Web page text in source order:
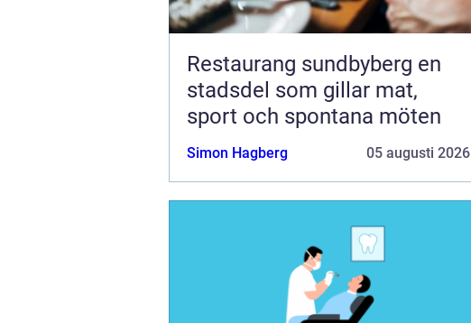
Restaurang sundbyberg en
stadsdel som gillar mat,
sport och spontana möten
Simon Hagberg 05 augusti 2026